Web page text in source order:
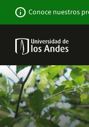
contenido
info Conoce nuestros
-
Sitio